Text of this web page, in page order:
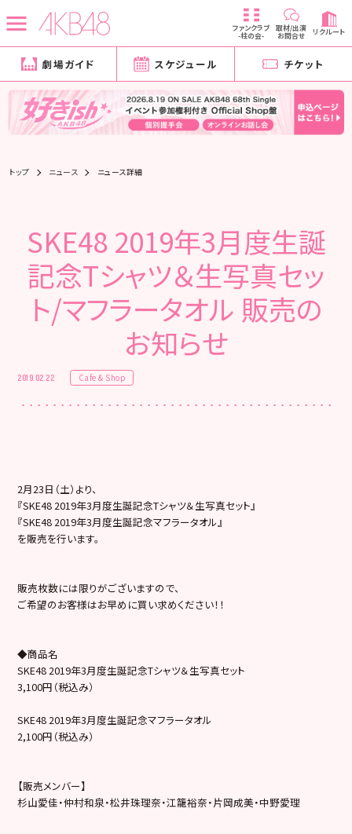
ファンクラブ
-柱の会-
取材/出演
お問合せ リクルート
劇場ガイド スケジュール チケット
トップ ニュース ニュース詳細
SKE48 2019年3月度生誕
記念Tシャツ＆生写真セッ
ト/マフラータオル 販売の
お知らせ
2019.02.22 Cafe & Shop
2月23日（土）より、
『SKE48 2019年3月度生誕記念Tシャツ＆生写真セット』
『SKE48 2019年3月度生誕記念マフラータオル』
を販売を行います。
販売枚数には限りがございますので、
ご希望のお客様はお早めに買い求めください！！
◆商品名
SKE48 2019年3月度生誕記念Tシャツ＆生写真セット
3,100円（税込み）
SKE48 2019年3月度生誕記念マフラータオル
2,100円（税込み）
【販売メンバー】
杉山愛佳・仲村和泉・松井珠理奈・江籠裕奈・片岡成美・中野愛理